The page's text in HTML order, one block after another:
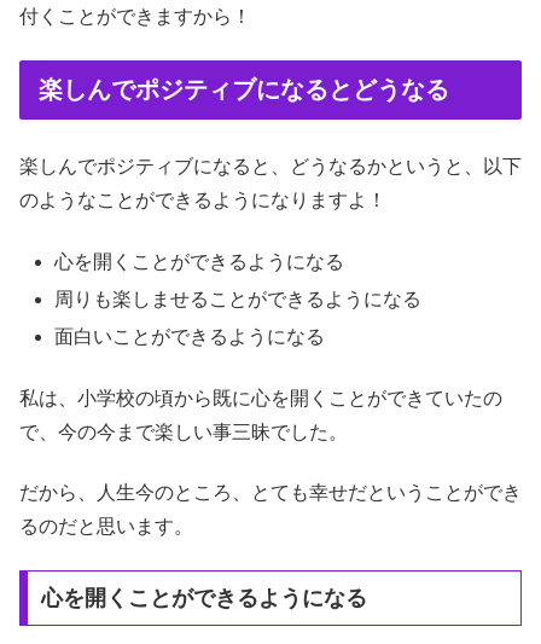
付くことができますから！
楽しんでポジティブになるとどうなる
楽しんでポジティブになると、どうなるかというと、以下
のようなことができるようになりますよ！
心を開くことができるようになる
周りも楽しませることができるようになる
面白いことができるようになる
私は、小学校の頃から既に心を開くことができていたの
で、今の今まで楽しい事三昧でした。
だから、人生今のところ、とても幸せだということができ
るのだと思います。
心を開くことができるようになる